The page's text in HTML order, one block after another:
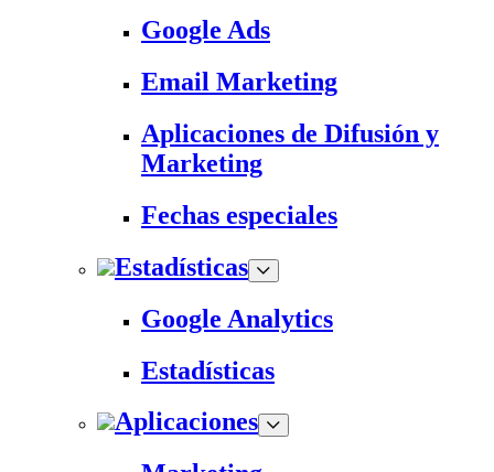
Google Ads
Email Marketing
Aplicaciones de Difusión y
Marketing
Fechas especiales
Estadísticas
Google Analytics
Estadísticas
Aplicaciones